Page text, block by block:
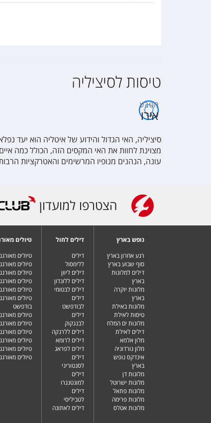
טיסות לסיציליה
מטבע
אירו
סיציליה, האי הגדול והידוע של איטליה הוא יעד
מצוינת לחוות את האי המקסים הזה, הכולל כמה
עונה, הנהנים מנופיו המרשימים והאטרקציות
הצטרפו למועדון
נופש בארץ
רגע אחרון בארץ
סוף שבוע בארץ
דילים למלונות
בארץ
מלונות יוקרה
בארץ
מלונות באילת
טיסות לאילת
מלונות ים המלח
דילים לאילת
מלון אלמא
מלון גורדוניה
אינדקס נופש
בארץ
מלונות דן
מלונות ישרוטל
מלונות פתאל
מלונות פרימה
מלונות אטלס
דילים לחול
דילים
ללימסול
דילים ליוון
דילים ללונדון
דילים לבטומי
דילים
לבודפשט
דילים
לבנגקוק
דילים ללרנקה
דילים לרומא
דילים לפראג
דילים
לסנטוריני
דילים
למונטנגרו
דילים
לטביליסי
דילים לאתונה
טיולים
טיולים
טיולים
טיולים
טיולים
טיולים
טיולים
בודפשט
טיולים
טיולים
טיולים
טיולים
טיולים
טיולים